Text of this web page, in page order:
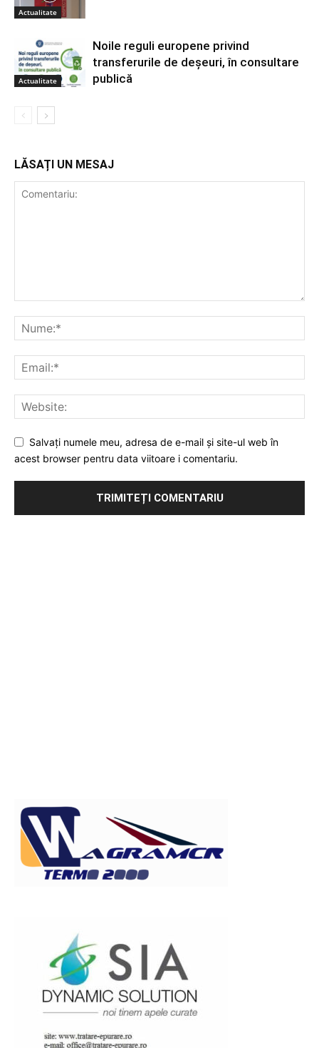
Actualitate
Actualitate
Noile reguli europene privind
transferurile de deșeuri, în consultare
publică
LĂSAȚI UN MESAJ
Salvați numele meu, adresa de e-mail și site-ul web în
acest browser pentru data viitoare i comentariu.